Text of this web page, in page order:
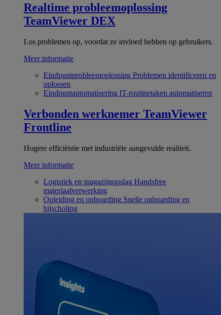
Realtime probleemoplossing
TeamViewer DEX
Los problemen op, voordat ze invloed hebben op gebruikers.
Meer informatie
Eindpuntprobleemoplossing Problemen identificeren en
oplossen
Eindpuntautomatisering IT-routinetaken automatiseren
Verbonden werknemer TeamViewer
Frontline
Hogere efficiëntie met industriële aangevulde realiteit.
Meer informatie
Logistiek en magazijnopslag Handsfree
materiaalverwerking
Opleiding en onboarding Snelle onboarding en
bijscholing